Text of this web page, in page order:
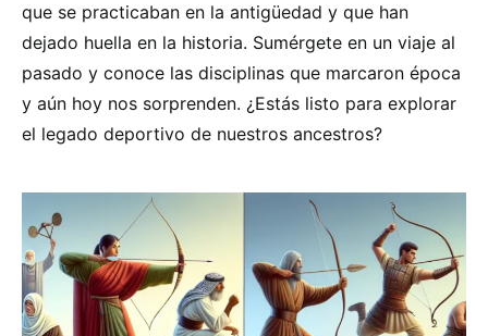
que se practicaban en la antigüedad y que han
dejado huella en la historia. Sumérgete en un viaje al
pasado y conoce las disciplinas que marcaron época
y aún hoy nos sorprenden. ¿Estás listo para explorar
el legado deportivo de nuestros ancestros?